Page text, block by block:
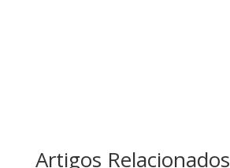
Artigos Relacionados